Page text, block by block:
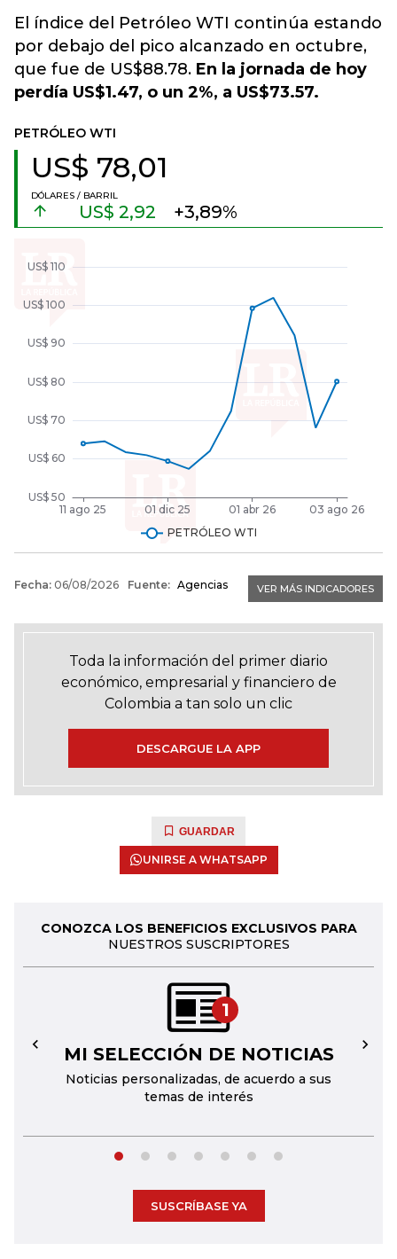
El índice del Petróleo WTI continúa estando
por debajo del pico alcanzado en octubre,
que fue de US$88.78. En la jornada de hoy
perdía US$1.47, o un 2%, a US$73.57.
Toda la información del primer diario
económico, empresarial y financiero de
Colombia a tan solo un clic
DESCARGUE LA APP
GUARDAR
UNIRSE A WHATSAPP
CONOZCA LOS BENEFICIOS EXCLUSIVOS PARA
NUESTROS SUSCRIPTORES
1
MI SELECCIÓN DE NOTICIAS
Noticias personalizadas, de acuerdo a sus
temas de interés
← →
SUSCRÍBASE YA